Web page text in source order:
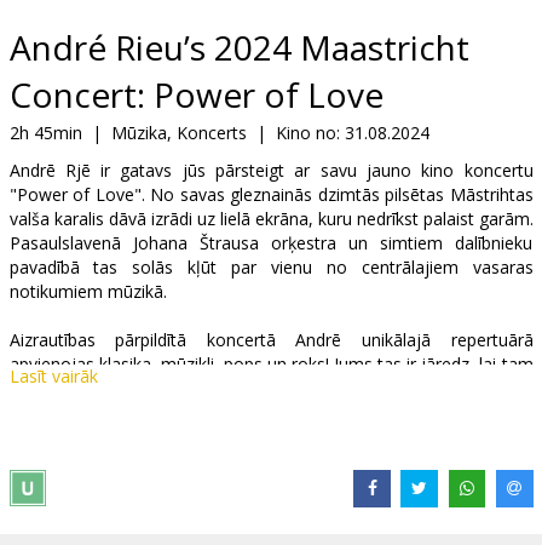
B2B
Kino
Klubs
André Rieu’s 2024 Maastricht
Concert: Power of Love
2h 45min | Mūzika, Koncerts | Kino no: 31.08.2024
Andrē Rjē ir gatavs jūs pārsteigt ar savu jauno kino koncertu
"Power of Love". No savas gleznainās dzimtās pilsētas Māstrihtas
valša karalis dāvā izrādi uz lielā ekrāna, kuru nedrīkst palaist garām.
Pasaulslavenā Johana Štrausa orķestra un simtiem dalībnieku
pavadībā tas solās kļūt par vienu no centrālajiem vasaras
notikumiem mūzikā.
Aizrautības pārpildītā koncertā Andrē unikālajā repertuārā
apvienojas klasika, mūzikli, pops un roks! Jums tas ir jāredz, lai tam
noticētu.
balādēm un negaidītiem mūzikas topu hitiem - mūzikai piemīt
spēja apvienot, un šis ir koncerts visai ģimenei.
Lasīt vairāk